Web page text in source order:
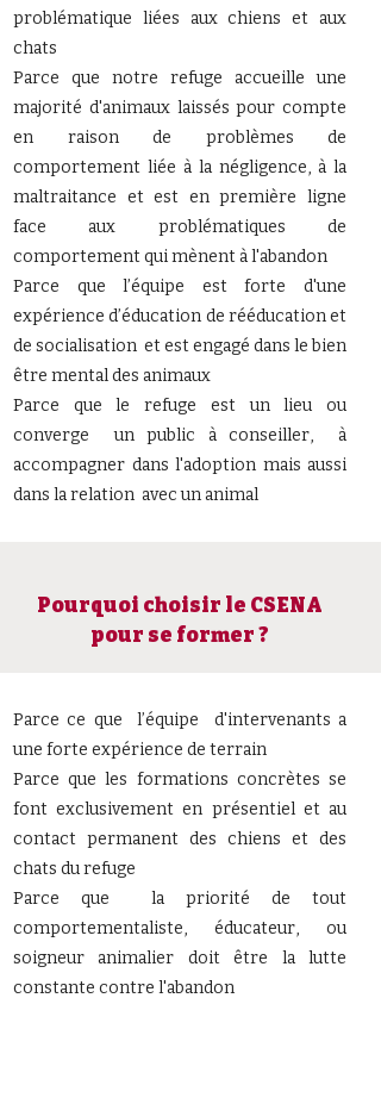
problématique liées aux chiens et aux
chats
Parce que notre refuge accueille une
majorité d'animaux laissés pour compte
en raison de problèmes de
comportement liée à la négligence, à la
maltraitance et est en première ligne
face aux problématiques de
comportement qui mènent à l'abandon
Parce que l’équipe est forte d'une
expérience d’éducation de rééducation et
de socialisation et est engagé dans le bien
être mental des animaux
Parce que le refuge est un lieu ou
converge un public à conseiller, à
accompagner dans l'adoption mais aussi
dans la relation avec un animal
Pourquoi choisir le CSENA
pour se former ?
Parce ce que l’équipe d'intervenants a
une forte expérience de terrain
Parce que les formations concrètes se
font exclusivement en présentiel et au
contact permanent des chiens et des
chats du refuge
Parce que la priorité de tout
comportementaliste, éducateur, ou
soigneur animalier doit être la lutte
constante contre l'abandon